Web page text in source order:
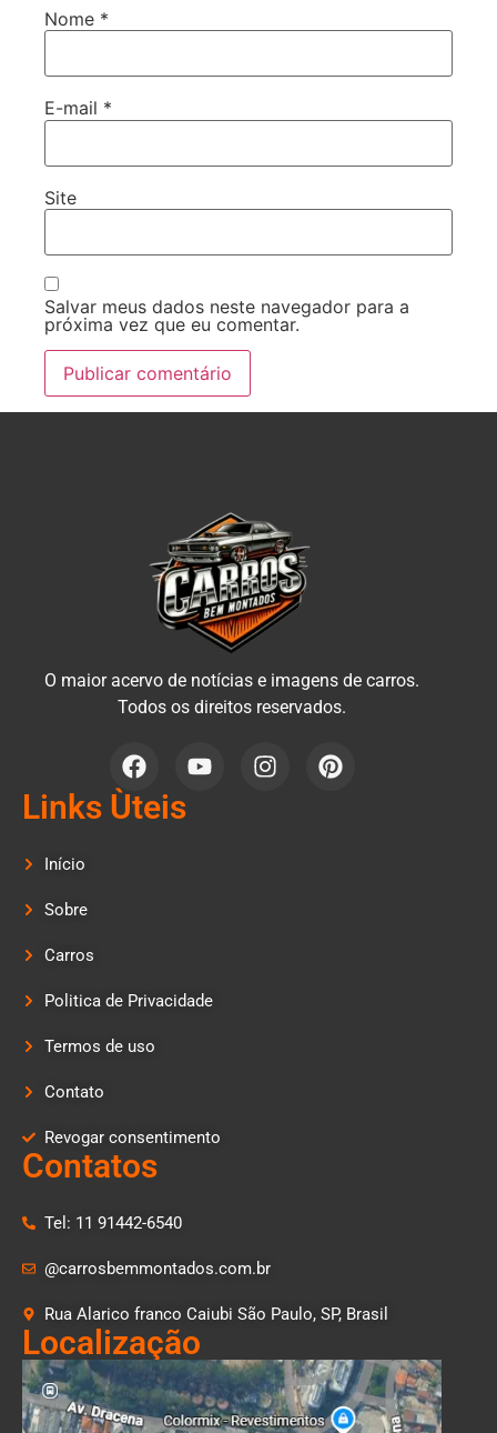
Nome *
E-mail *
Site
Salvar meus dados neste navegador para a
próxima vez que eu comentar.
O maior acervo de notícias e imagens de carros.
Todos os direitos reservados.
Links Ùteis
Início
Sobre
Carros
Politica de Privacidade
Termos de uso
Contato
Revogar consentimento
Contatos
Tel: 11 91442-6540
@carrosbemmontados.com.br
Rua Alarico franco Caiubi São Paulo, SP, Brasil
Localização